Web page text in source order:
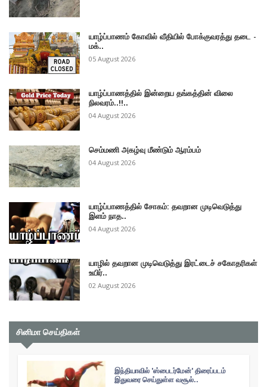
யாழ்ப்பாணம் கோவில் வீதியில் போக்குவரத்து தடை -
மக்..
05 August 2026
யாழ்ப்பாணத்தில் இன்றைய தங்கத்தின் விலை
நிலவரம்..!!..
04 August 2026
செம்மணி அகழ்வு மீண்டும் ஆரம்பம்
04 August 2026
யாழ்ப்பாணத்தில் சோகம்: தவறான முடிவெடுத்து
இளம் நாத..
04 August 2026
யாழில் தவறான முடிவெடுத்து இரட்டைச் சகோதரிகள்
உயிர்..
02 August 2026
சினிமா செய்திகள்
இந்தியாவில் 'ஸ்பைடர்மேன்' திரைப்படம்
இதுவரை செய்துள்ள வசூல்..